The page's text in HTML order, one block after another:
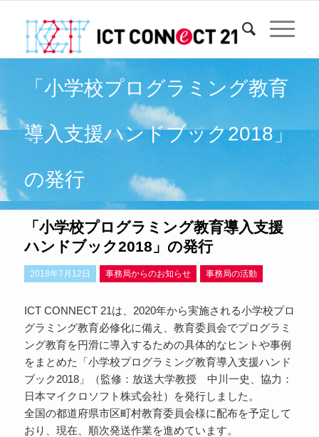
「小学校プログラミング教育
導入支援ハンドブック2018」
の発行
「小学校プログラミング教育導入支援
ハンドブック2018」の発行
2018年7月12日 事務局からのお知らせ 事務局の活動
ICT CONNECT 21は、2020年から実施される小学校プロ
グラミング教育必修化に備え、教育委員会でプログラミ
ング教育を円滑に導入するための具体的なヒントや事例
をまとめた「小学校プログラミング教育導入支援ハンド
ブック2018」（監修：放送大学教授 中川一史、協力：
日本マイクロソフト株式会社）を発行しました。
全国の都道府県市区町村教育委員会様に配布を予定して
おり、現在、順次発送作業を進めています。